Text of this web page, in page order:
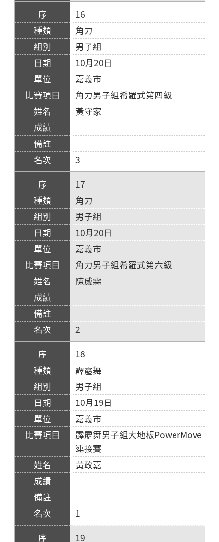
16
角力
男子組
10月20日
嘉義市
角力男子組希羅式第四級
黃守家
3
17
角力
男子組
10月20日
嘉義市
角力男子組希羅式第六級
陳威霖
2
18
霹靂舞
男子組
10月19日
嘉義市
霹靂舞男子組大地板PowerMove
連接賽
黃政嘉
1
19